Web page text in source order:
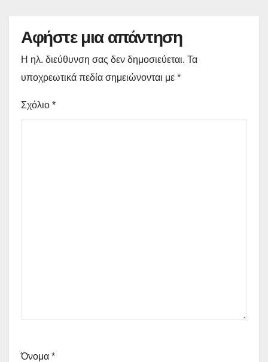
Αφήστε μια απάντηση
Η ηλ. διεύθυνση σας δεν δημοσιεύεται. Τα
υποχρεωτικά πεδία σημειώνονται με *
Σχόλιο *
Όνομα *